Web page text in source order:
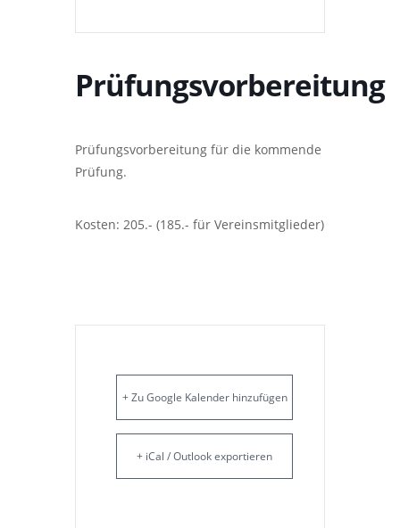
Prüfungsvorbereitung
Prüfungsvorbereitung für die kommende
Prüfung.
Kosten: 205.- (185.- für Vereinsmitglieder)
+ Zu Google Kalender hinzufügen
+ iCal / Outlook exportieren